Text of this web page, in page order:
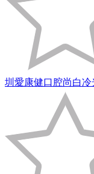
圳愛康健口腔尚白